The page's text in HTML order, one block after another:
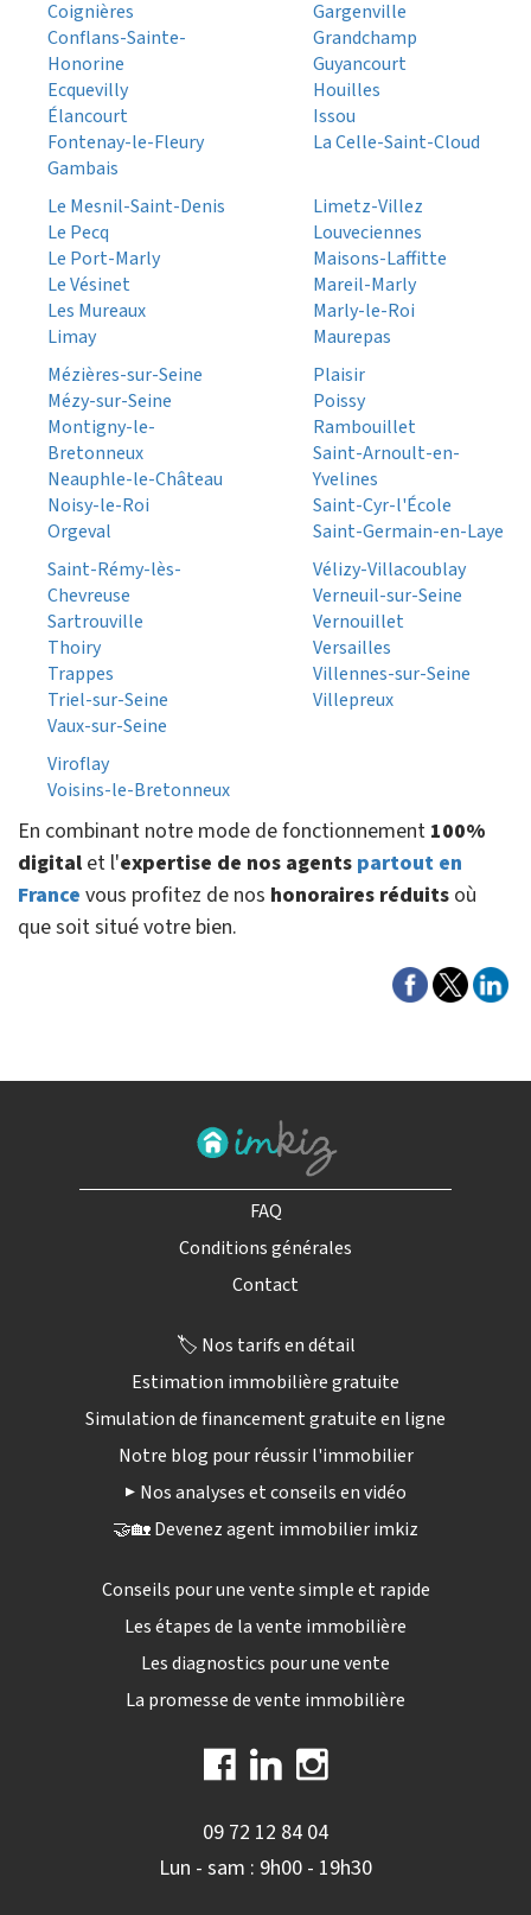
Coignières
Conflans-Sainte-
Honorine
Ecquevilly
Élancourt
Fontenay-le-Fleury
Gambais
Gargenville
Grandchamp
Guyancourt
Houilles
Issou
La Celle-Saint-Cloud
Le Mesnil-Saint-Denis
Le Pecq
Le Port-Marly
Le Vésinet
Les Mureaux
Limay
Limetz-Villez
Louveciennes
Maisons-Laffitte
Mareil-Marly
Marly-le-Roi
Maurepas
Mézières-sur-Seine
Mézy-sur-Seine
Montigny-le-
Bretonneux
Neauphle-le-Château
Noisy-le-Roi
Orgeval
Plaisir
Poissy
Rambouillet
Saint-Arnoult-en-
Yvelines
Saint-Cyr-l'École
Saint-Germain-en-Laye
Saint-Rémy-lès-
Chevreuse
Sartrouville
Thoiry
Trappes
Triel-sur-Seine
Vaux-sur-Seine
Vélizy-Villacoublay
Verneuil-sur-Seine
Vernouillet
Versailles
Villennes-sur-Seine
Villepreux
Viroflay
Voisins-le-Bretonneux
En combinant notre mode de fonctionnement 100%
digital et l'expertise de nos agents partout en
France vous profitez de nos honoraires réduits où
que soit situé votre bien.
FAQ
Conditions générales
Contact
🏷️ Nos tarifs en détail
Estimation immobilière gratuite
Simulation de financement gratuite en ligne
Notre blog pour réussir l'immobilier
▶️ Nos analyses et conseils en vidéo
🤝🏡 Devenez agent immobilier imkiz
Conseils pour une vente simple et rapide
Les étapes de la vente immobilière
Les diagnostics pour une vente
La promesse de vente immobilière
09 72 12 84 04
Lun - sam : 9h00 - 19h30